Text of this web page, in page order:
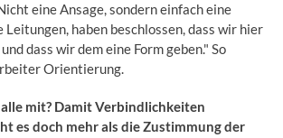
eine Ansage, sondern einfach eine
Leitungen, haben beschlossen, dass wir hier
dass wir dem eine Form geben." So
Orientierung.
mit? Damit Verbindlichkeiten
es doch mehr als die Zustimmung der